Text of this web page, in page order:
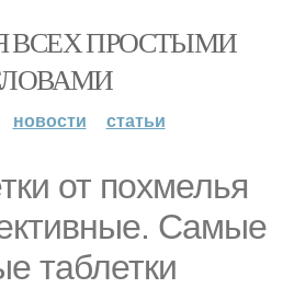
ВСЕХ ПРОСТЫМИ
новости статьи
от похмелья
Самые
таблетки